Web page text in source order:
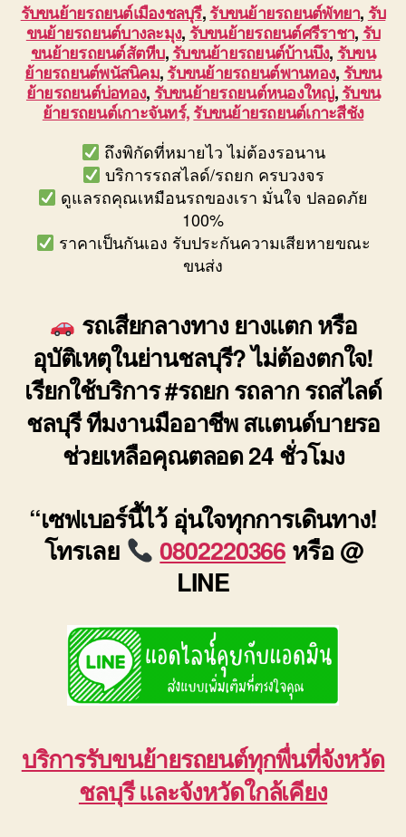
รับขนย้ายรถยนต์เมืองชลบุรี,รับขนย้ายรถยนต์พัทยา, รับ
ขนย้ายรถยนต์บางละมุง, รับขนย้ายรถยนต์ศรีราชา, รับ
ขนย้ายรถยนต์สัตหีบ,รับขนย้ายรถยนต์บ้านบึง, รับขน
ย้ายรถยนต์พนัสนิคม,รับขนย้ายรถยนต์พานทอง, รับขน
ย้ายรถยนต์บ่อทอง, รับขนย้ายรถยนต์หนองใหญ่,รับขน
ย้ายรถยนต์เกาะจันทร์,รับขนย้ายรถยนต์เกาะสีชัง
ถึงพิกัดที่หมายไว ไม่ต้องรอนาน
บริการรถสไลด์/รถยก ครบวงจร
ดูแลรถคุณเหมือนรถของเรา มั่นใจ ปลอดภัย
100%
ราคาเป็นกันเอง รับประกันความเสียหายขณะ
ขนส่ง
รถเสียกลางทาง ยางแตก หรือ
อุบัติเหตุในย่านชลบุรี? ไม่ต้องตกใจ!
เรียกใช้บริการ #รถยก รถลาก รถสไลด์
ชลบุรี ทีมงานมืออาชีพ สแตนด์บายรอ
ช่วยเหลือคุณตลอด 24 ชั่วโมง
“เซฟเบอร์นี้ไว้ อุ่นใจทุกการเดินทาง!
โทรเลย
0802220366 หรือ @
LINE
บริการรับขนย้ายรถยนต์ทุกพื่นที่จังหวัด
ชลบุรี และจังหวัดใกล้เคียง